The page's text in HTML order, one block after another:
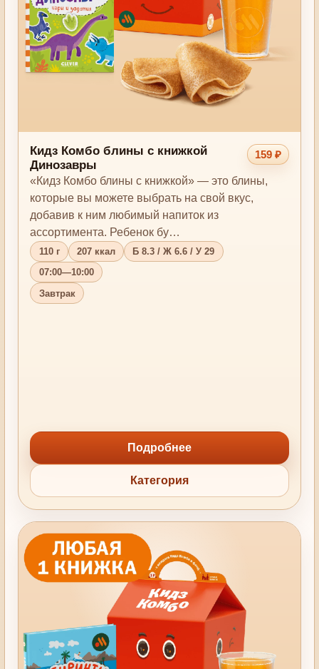
Кидз Комбо блины с книжкой
Динозавры
159 ₽
«Кидз Комбо блины с книжкой» — это блины,
которые вы можете выбрать на свой вкус,
добавив к ним любимый напиток из
ассортимента. Ребенок бу…
110 г 207 ккал
Б 8.3 / Ж 6.6 / У 29
07:00—10:00
Завтрак
Подробнее
Категория